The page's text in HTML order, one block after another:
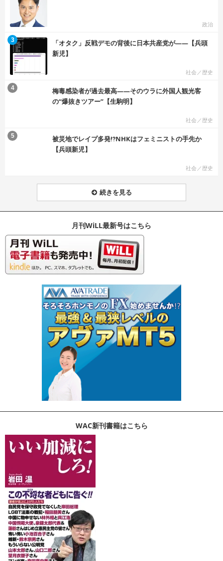
政治
「オタク」反戦デモの背後に日本共産党が――【兵頭
新児】
社会／歴史
3
梅毒感染者が過去最高――そのウラに外国人観光客
の“爆抜きツアー”【生駒明】
社会／歴史
4
被災地でレイプ多発⁉NHKはフェミニストの手先か
【兵頭新児】
社会／歴史
5
続きを見る
月刊WiLL最新号はこちら
WAC新刊書籍はこちら